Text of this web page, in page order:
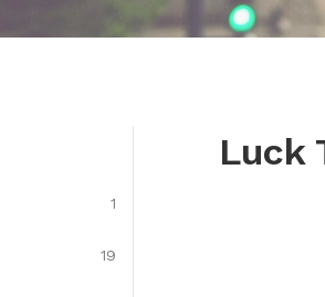
Luck
1
19